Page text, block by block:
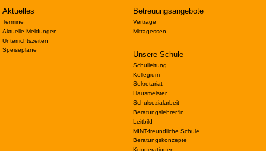
Aktuelles
Termine
Aktuelle Meldungen
Unterrichtszeiten
Speisepläne
Betreuungsangebote
Verträge
Mittagessen
Unsere Schule
Schulleitung
Kollegium
Sekretariat
Hausmeister
Schulsozialarbeit
Beratungslehrer*in
Leitbild
MINT-freundliche Schule
Beratungskonzepte
Kooperationen